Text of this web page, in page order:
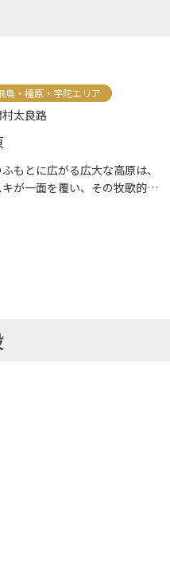
鳥・橿原・宇陀エリア
太良路
もとに広がる広大な高原は、
が一面を覆い、その牧歌的